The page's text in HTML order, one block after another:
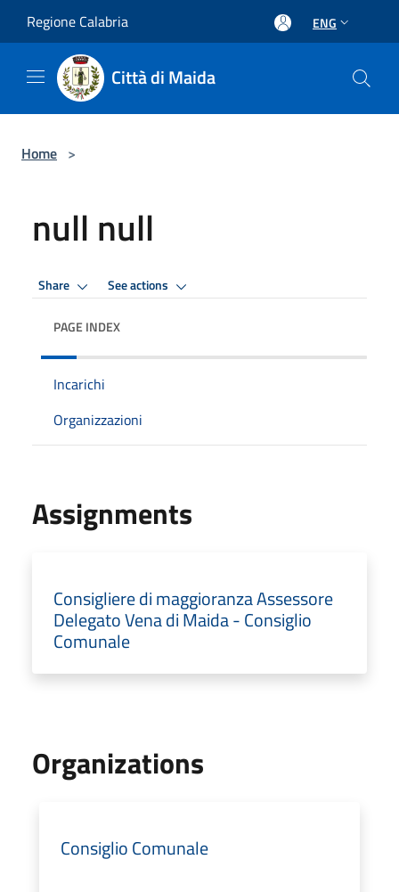
Regione Calabria ENG
Città di Maida
Home >
null null
Share See actions
PAGE INDEX
Incarichi
Organizzazioni
Assignments
Consigliere di maggioranza Assessore
Delegato Vena di Maida - Consiglio
Comunale
Organizations
Consiglio Comunale